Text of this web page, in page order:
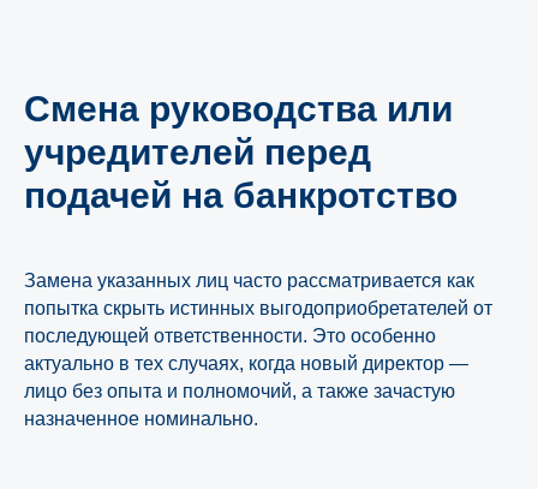
Смена руководства или
учредителей перед
подачей на банкротство
Замена указанных лиц часто рассматривается как
попытка скрыть истинных выгодоприобретателей от
последующей ответственности. Это особенно
актуально в тех случаях, когда новый директор —
лицо без опыта и полномочий, а также зачастую
назначенное номинально.